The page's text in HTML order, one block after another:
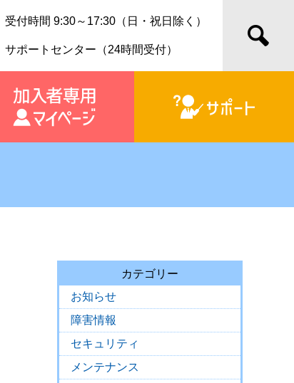
受付時間 9:30～17:30（日・祝日除く）
サポートセンター（24時間受付）
カテゴリー
お知らせ
障害情報
セキュリティ
メンテナンス